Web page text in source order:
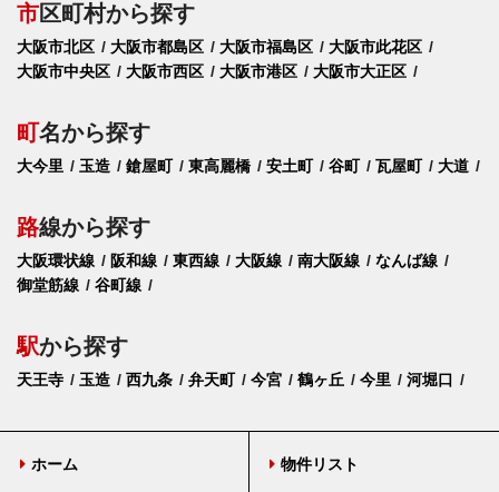
市区町村から探す
大阪市北区 大阪市都島区 大阪市福島区
大阪市此花区
大阪市中央区
大阪市西区 大阪市港区 大阪市大正区
町名から探す
大今里 玉造 鎗屋町 東高麗橋 安土町 谷町 瓦屋町 大道
路線から探す
大阪環状線 阪和線 東西線 大阪線 南大阪線
なんば線
御堂筋線
谷町線
駅から探す
天王寺 玉造 西九条 弁天町 今宮 鶴ヶ丘 今里 河堀口
ホーム 物件リスト